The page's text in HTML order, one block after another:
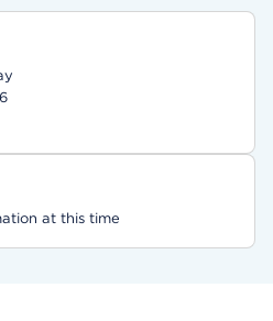
at this time